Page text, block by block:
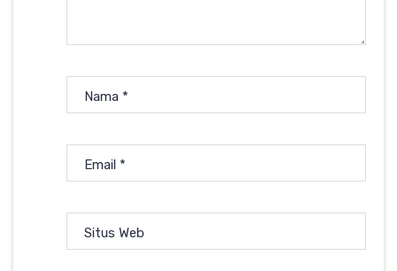
Nama *
Email *
Situs Web